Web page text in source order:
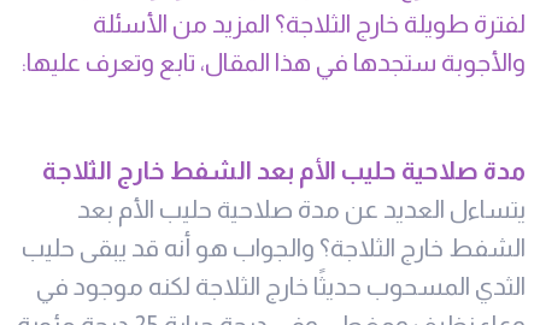
لفترة طويلة خارج الثلاجة؟ المزيد من الأسئلة
والأجوبة ستجدها في هذا المقال، تابع وتعرف عليها:
مدة صلاحية حليب الأم بعد الشفط خارج الثلاجة
يتساءل العديد عن مدة صلاحية حليب الأم بعد
الشفط خارج الثلاجة؟ والجواب هو أنه قد يبقى حليب
الثدي المسحوب حديثًا خارج الثلاجة لكنه موجود في